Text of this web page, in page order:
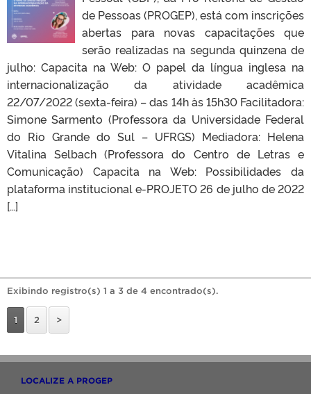
de Pessoas (PROGEP), está com inscrições
abertas para novas capacitações que
serão realizadas na segunda quinzena de
julho: Capacita na Web: O papel da língua inglesa na
internacionalização da atividade acadêmica
22/07/2022 (sexta-feira) – das 14h às 15h30 Facilitadora:
Simone Sarmento (Professora da Universidade Federal
do Rio Grande do Sul – UFRGS) Mediadora: Helena
Vitalina Selbach (Professora do Centro de Letras e
Comunicação) Capacita na Web: Possibilidades da
plataforma institucional e-PROJETO 26 de julho de 2022
[…]
Exibindo registro(s) 1 a 3 de 4 encontrado(s).
1 2 >
LOCALIZE A PROGEP